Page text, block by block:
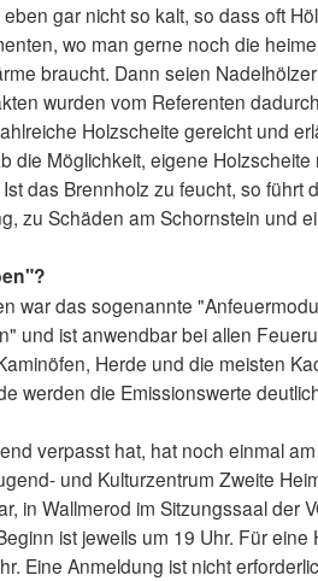
gar nicht so kalt, so dass oft
wo man gerne noch die
braucht. Dann seien
wurden vom Referenten
Holzscheite gereicht und
die Möglichkeit, eigene
das Brennholz zu feucht, so führt
zu Schäden am Schornstein und
war das sogenannte
und ist anwendbar bei allen
Herde und die meisten
werden die Emissionswerte
verpasst hat, hat noch einmal
und Kulturzentrum Zweite
in Wallmerod im Sitzungssaal der
ist jeweils um 19 Uhr. Für
Eine Anmeldung ist nicht